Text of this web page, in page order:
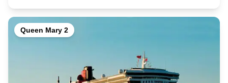
Queen Mary 2